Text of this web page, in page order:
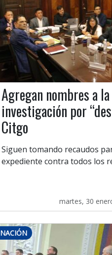
Agregan nombres a la
investigación por
Citgo
Siguen tomando recaudos
expediente contra todos los
martes, 30
NACIÓN